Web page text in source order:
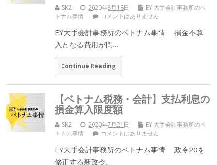
SK2 2020年8月18日
EY 大手会計事務所のベ
トナム事情
コメントはありません
EY大手会計事務所のベトナム事情 損金不算
入となる費用が問…
Continue Reading
【ベトナム税務・会計】支払利息の
損金算入限度額
SK2 2020年7月21日
EY 大手会計事務所のベ
トナム事情
コメントはありません
EY大手会計事務所のベトナム事情 政令20を
修正する新政令…